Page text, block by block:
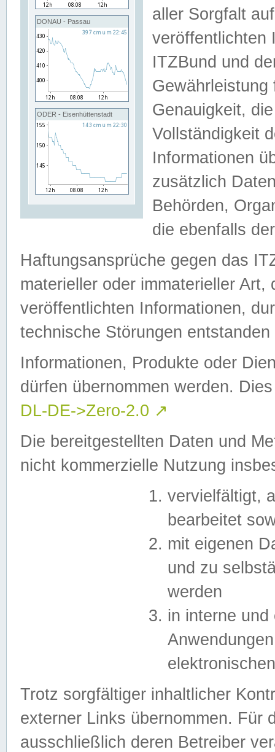
DONAU - Passau
ODER - Eisenhüttenstadt
aller Sorgfalt
veröffentlichten
ITZBund und
Genauigkeit,
Vollständigkeit
Informationen
zusätzlich
Behörden,
die ebenfalls
Haftungsansprüche gegen das
materieller oder immaterieller
veröffentlichten Informationen,
technische Störungen
Informationen, Produkte oder
dürfen übernommen werden.
DL-DE->Zero-2.0 ↗
Die bereitgestellten Daten und
nicht kommerzielle Nutzung
vervielfältigt,
bearbeitet
mit eigenen
und zu
werden
in interne
Trotz sorgfältiger inhaltlicher
externer Links übernommen. Für
ausschließlich deren Betreiber